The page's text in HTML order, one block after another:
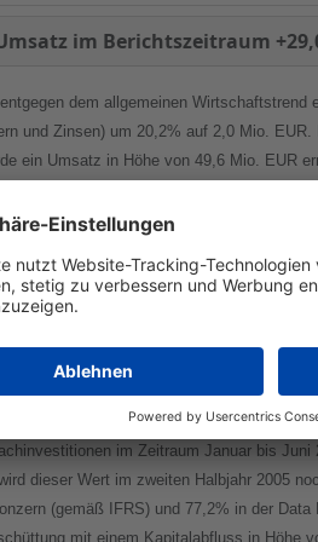
im Berichtszeitraum
dem allgemeinen
und Zinsen) um 20,2% auf 2,0 Mio.
ein Umsatz in Höhe von 49,6 Mio. EUR
Mio. EUR. Daraus resultierend ergibt
einer rechnerischen Reichweite des
mit notwendigen
31,8% auf 0,29 EUR (i.Vj. 0,22 EUR)
im Zeitraum Januar bis Juni
dieser Wert im zweiten Halbjahr 2005
(gemäß IFRS) und 77,2% in der
mit einem Kapitalabfluss in Höhe